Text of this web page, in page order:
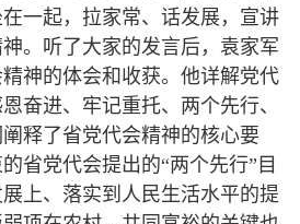
一起，拉家常、话发展，宣讲
。听了大家的发言后，袁家军
神的体会和收获。他详解党代
奋进、牢记重托、两个先行、
释了省党代会精神的核心要
省党代会提出的“两个先行”目
上、落实到人民生活水平的提